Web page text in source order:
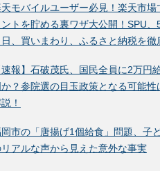
モバイルユーザー必見！楽天市場
ントを貯める裏ワザ大公開！SPU、
日、買いまわり、ふるさと納税を徹
速報】石破茂氏、国民全員に2万円
か？参院選の目玉政策となる可能性
！
市の「唐揚げ1個給食」問題、子
アルな声から見えた意外な事実